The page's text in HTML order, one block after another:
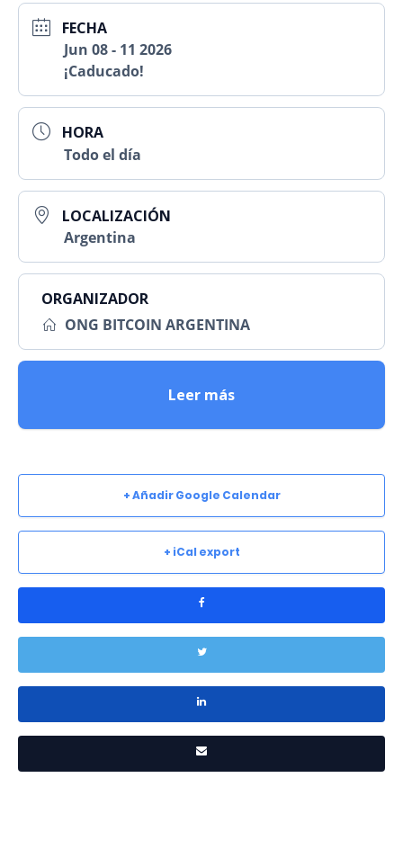
FECHA
Jun 08 - 11 2026
¡Caducado!
HORA
Todo el día
LOCALIZACIÓN
Argentina
ORGANIZADOR
ONG BITCOIN ARGENTINA
Leer más
+ Añadir Google Calendar
+ iCal export